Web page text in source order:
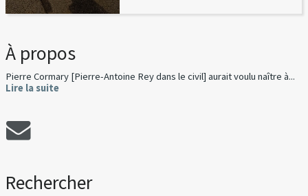
À propos
Pierre Cormary [Pierre-Antoine Rey dans le civil] aurait voulu naître à...
Lire la suite
Rechercher